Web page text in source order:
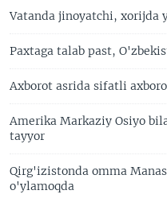
Vatanda jinoyatchi,
Paxtaga talab past,
Axborot asrida sifatli
Amerika Markaziy Osiyo
tayyor
Qirg'izistonda omma
o'ylamoqda